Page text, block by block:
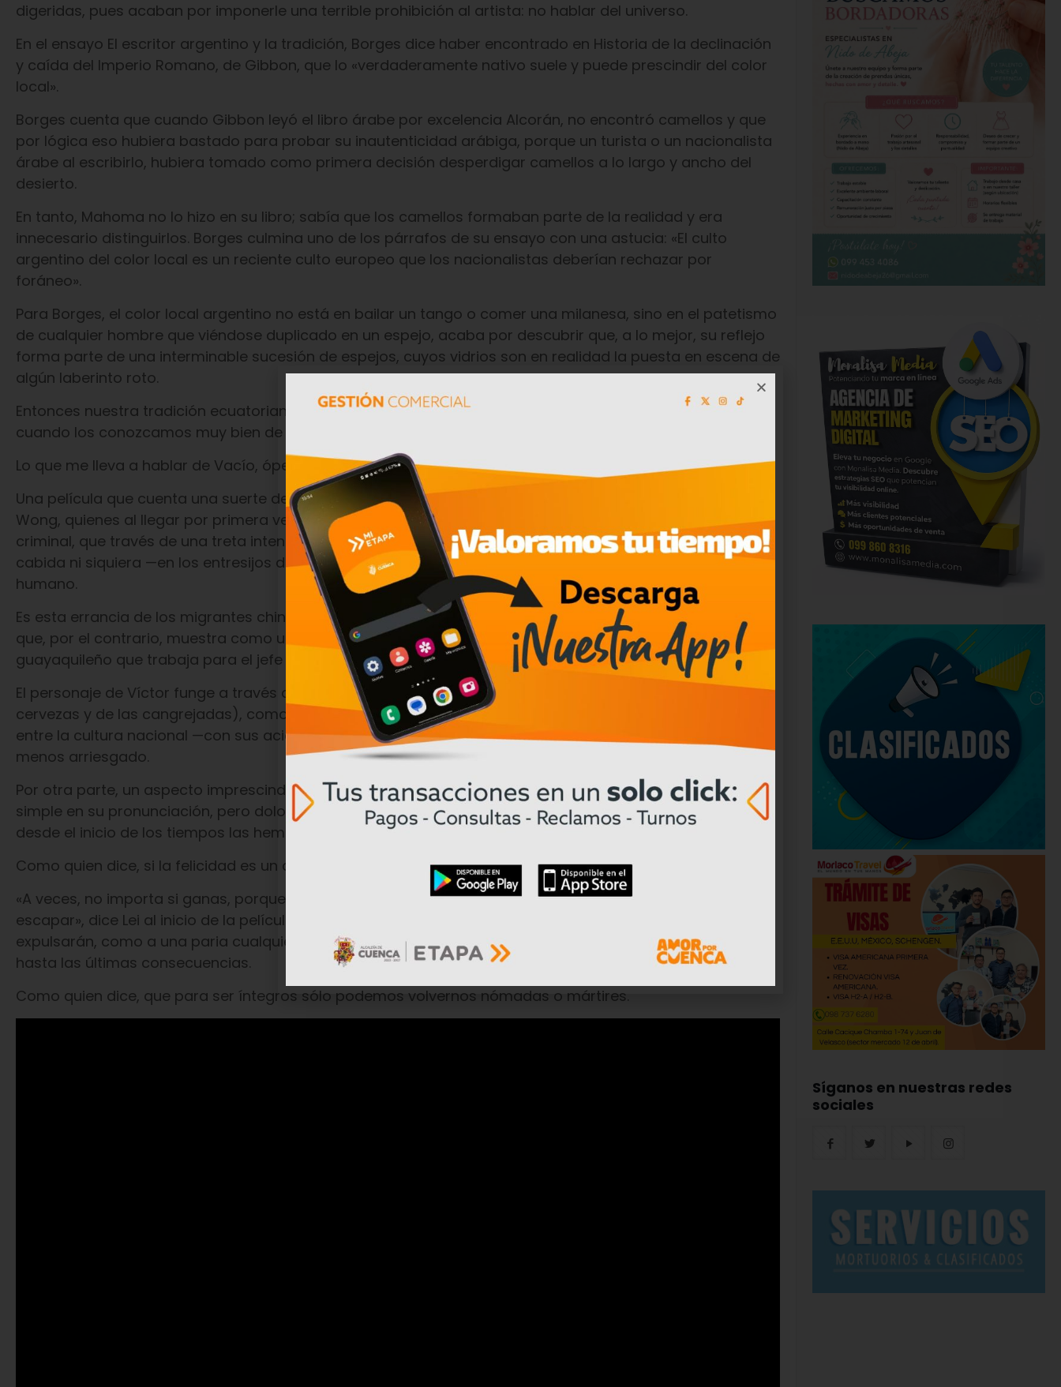
digeridas, pues acaban por imponerle una terrible prohibición al artista: no hablar del universo.
En el ensayo El escritor argentino y la tradición, Borges dice haber encontrado en Historia de la declinación
y caída del Imperio Romano, de Gibbon, que lo «verdaderamente nativo suele y puede prescindir del color
local».
Borges cuenta que cuando Gibbon leyó el libro árabe por excelencia Alcorán, no encontró camellos y que
por lógica eso hubiera bastado para probar su inautenticidad arábiga, porque un turista o un nacionalista
árabe al escribirlo, hubiera tomado como primera decisión desperdigar camellos a lo largo y ancho del
desierto.
En tanto, Mahoma no lo hizo en su libro; sabía que los camellos formaban parte de la realidad y era
innecesario distinguirlos. Borges culmina uno de los párrafos de su ensayo con una astucia: «El culto
argentino del color local es un reciente culto europeo que los nacionalistas deberían rechazar por
foráneo».
Para Borges, el color local argentino no está en bailar un tango o comer una milanesa, sino en el patetismo
de cualquier hombre que viéndose duplicado en un espejo, acaba por descubrir que, a lo mejor, su reflejo
forma parte de una interminable sucesión de espejos, cuyos vidrios son en realidad la puesta en escena de
algún laberinto roto.
Entonces nuestra tradición ecuatoriana debería también poder abarcar todos los temas, siempre y
cuando los conozcamos muy bien de antemano.
Lo que me lleva a hablar de Vacío, ópera prima del director ecuatoriano Paúl Venegas.
Una película que cuenta una suerte de odisea suburbana y clandestina de dos migrantes chinos, Lei y
Wong, quienes al llegar por primera vez a Guayaquil se encuentran con Chang, jefe de una organización
criminal, que través de una treta intentará desprenderlos de cualquier individualidad posible, sin dejarles
cabida ni siquiera —en los entresijos de su poder— a los sueños propios ni a nada digno de llamarse
humano.
Es esta errancia de los migrantes chinos, bajo la égida de Chang y sus tapaderas de negocios ilícitos, lo
que, por el contrario, muestra como un elemento bastante extraño la aparición de Víctor, un joven
guayaquileño que trabaja para el jefe criminal en uno de sus bazares.
El personaje de Víctor funge a través del estereotipo del costeño hablador (amante del Emelec, de las
cervezas y de las cangrejadas), como un agente blanqueador de lo que bien pudo profundizar la relación
entre la cultura nacional —con sus aciertos y prejuicios— y la oriental. Por desgracia, el director optó por lo
menos arriesgado.
Por otra parte, un aspecto imprescindible de Vacío es que Víctor, Lei y Wong poseen en común una meta
simple en su pronunciación, pero dolorosa en su consecución y su grito: una vida digna, palabras que
desde el inicio de los tiempos las hemos cargado como una cruz.
Como quien dice, si la felicidad es un calvario, que otro remedio sino cruzarla dignamente.
«A veces, no importa si ganas, porque por ser fiel a tus principios no te queda otra opción más que
escapar», dice Lei al inicio de la película, momentos antes de desembarcar en una tierra cuyos hombres la
expulsarán, como a una paria cualquiera, por ese deseo, a veces monstruoso, a veces tierno, de poseerla
hasta las últimas consecuencias.
Como quien dice, que para ser íntegros sólo podemos volvernos nómadas o mártires.
Síganos en nuestras redes
sociales